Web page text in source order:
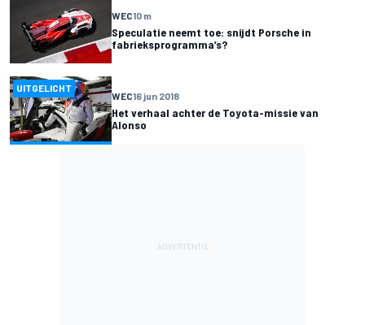
WEC10 m
Speculatie neemt toe: snijdt Porsche in
fabrieksprogramma’s?
UITGELICHT
WEC16 jun 2018
Het verhaal achter de Toyota-missie van
Alonso